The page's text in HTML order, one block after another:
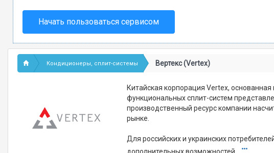
Начать пользоваться сервисом
Кондиционеры, сплит-системы Вертекс (Vertex)
Китайская корпорация Vertex,
функциональных сплит-систем
производственный ресурс компании
рынке.
Для российских и украинских
дополнительных возможностей.